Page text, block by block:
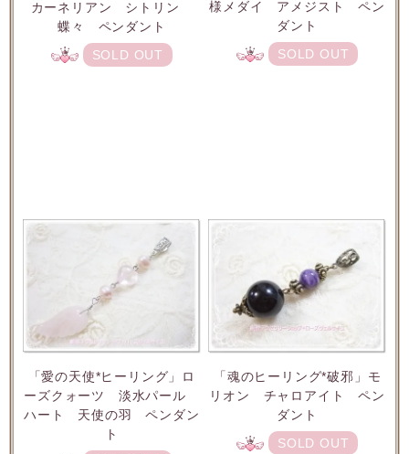
カーネリアン シトリン
蝶々 ペンダント
SOLD OUT
様メダイ アメジスト ペン
ダント
SOLD OUT
「愛の天使*ヒーリング」ロ
ーズクォーツ 淡水パール
ハート 天使の羽 ペンダン
ト
「魂のヒーリング*破邪」モ
リオン チャロアイト ペン
ダント
SOLD OUT